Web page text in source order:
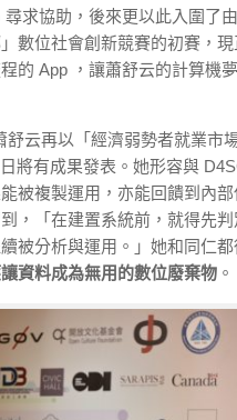
求協助，後來更以此入圍了
數位社會創新競賽的初賽，
的 App ，讓蕭舒云的計算機
舒云再以「經濟弱勢者就業市
將有成果發表。她形容與
被複製運用，亦能回饋到內
，「在建置系統前，就得先
被分析與運用。」她和同仁
資料成為無用的數位廢棄物 。